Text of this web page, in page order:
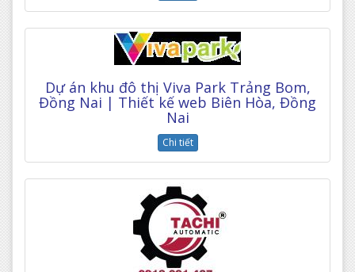
Dự án khu đô thị Viva Park Trảng Bom,
Đồng Nai | Thiết kế web Biên Hòa, Đồng
Nai
Chi tiết